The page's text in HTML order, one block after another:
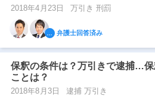
2018年4月23日 万引き 刑罰
弁護士回答済み
保釈の条件は？万引きで逮捕…
ことは？
2018年8月3日 逮捕 万引き